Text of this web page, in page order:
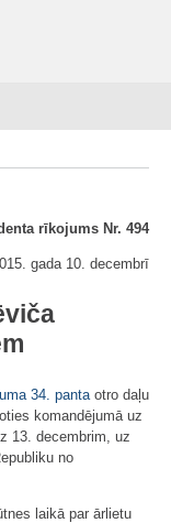
rīkojums Nr. 494
gada 10. decembrī
34. pantaotro daļu
komandējumā uz
13. decembrim, uz
no
laikā par ārlietu